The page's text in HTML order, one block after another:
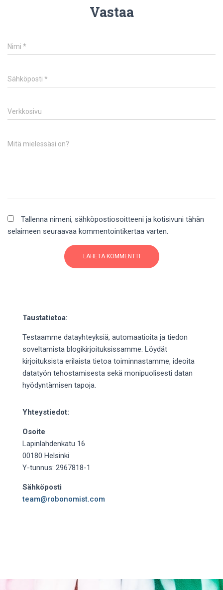
Vastaa
Nimi *
Sähköposti *
Verkkosivu
Mitä mielessäsi on?
Tallenna nimeni, sähköpostiosoitteeni ja kotisivuni tähän
selaimeen seuraavaa kommentointikertaa varten.
Taustatietoa:
Testaamme datayhteyksiä, automaatioita ja tiedon
soveltamista blogikirjoituksissamme. Löydät
kirjoituksista erilaista tietoa toiminnastamme, ideoita
datatyön tehostamisesta sekä monipuolisesti datan
hyödyntämisen tapoja.
Yhteystiedot:
Osoite
Lapinlahdenkatu 16
00180 Helsinki
Y-tunnus: 2967818-1
Sähköposti
team@robonomist.com